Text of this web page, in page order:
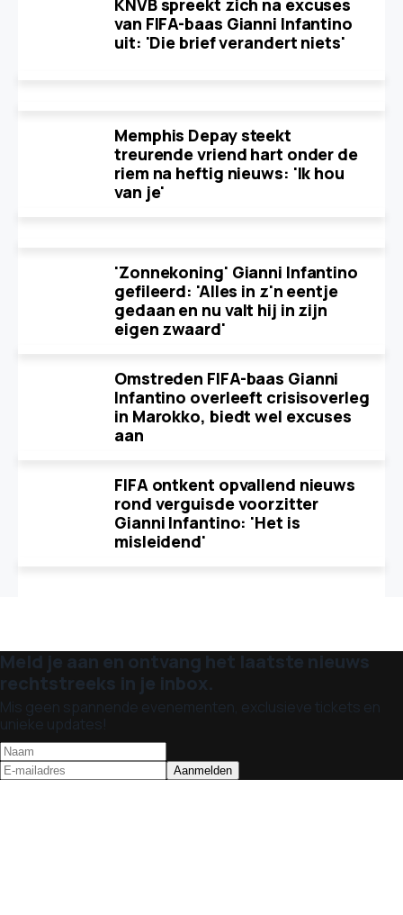
KNVB spreekt zich na excuses
van FIFA-baas Gianni Infantino
uit: 'Die brief verandert niets'
Memphis Depay steekt
treurende vriend hart onder de
riem na heftig nieuws: 'Ik hou
van je'
'Zonnekoning' Gianni Infantino
gefileerd: 'Alles in z'n eentje
gedaan en nu valt hij in zijn
eigen zwaard'
Omstreden FIFA-baas Gianni
Infantino overleeft crisisoverleg
in Marokko, biedt wel excuses
aan
FIFA ontkent opvallend nieuws
rond verguisde voorzitter
Gianni Infantino: 'Het is
misleidend'
Meld je aan en ontvang het laatste nieuws
rechtstreeks in je inbox.
Mis geen spannende evenementen, exclusieve tickets en
unieke updates!